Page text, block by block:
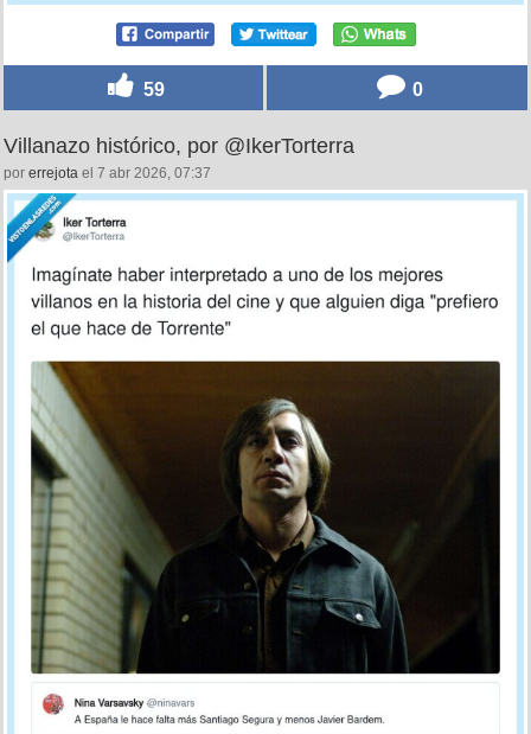
59 0
Villanazo histórico, por @IkerTorterra
por errejota el 7 abr 2026, 07:37